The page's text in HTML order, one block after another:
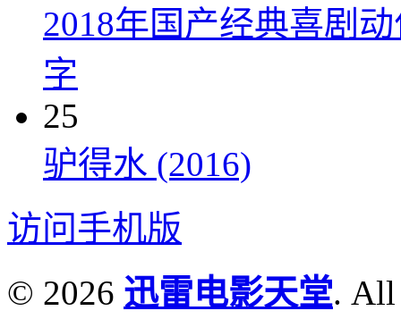
2018年国产经典喜剧
字
25
驴得水 (2016)
访问手机版
© 2026 迅雷电影天堂. All